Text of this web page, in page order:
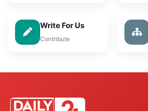
Write For Us
Contribute